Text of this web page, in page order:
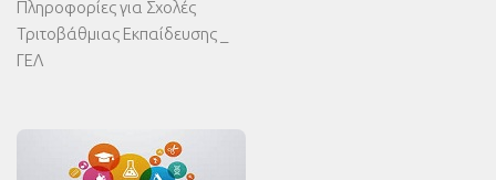
Πληροφορίες για Σχολές
Τριτοβάθμιας Εκπαίδευσης _
ΓΕΛ